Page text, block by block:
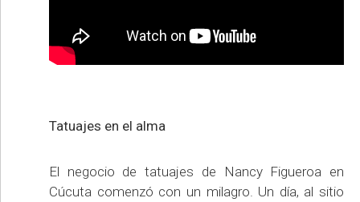
Tatuajes en el alma
El negocio de tatuajes de Nancy Figueroa en
Cúcuta comenzó con un milagro. Un día, al sitio